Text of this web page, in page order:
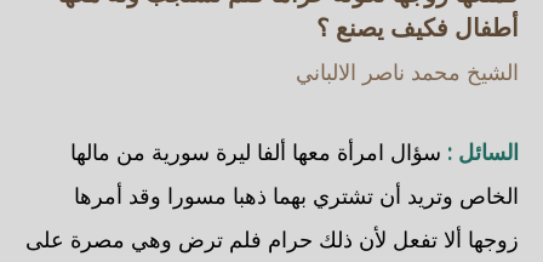
أطفال فكيف يصنع ؟
الشيخ محمد ناصر الالباني
السائل : سؤال امرأة معها ألفا ليرة سورية من مالها
الخاص وتريد أن تشتري بهما ذهبا مسورا وقد أمرها
زوجها ألا تفعل لأن ذلك حرام فلم ترض وهي مصرة على